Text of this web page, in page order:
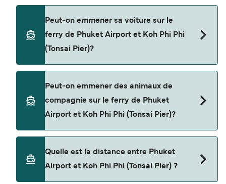
Pier) avec
Peut-on emmener sa voiture sur le
ferry de Phuket Airport et Koh Phi Phi
(Tonsai Pier)?
ferry entre Phuket Airport et Koh Phi Phi (Tonsai
Peut-on emmener des animaux de
compagnie sur le ferry de Phuket
Airport et Koh Phi Phi (Tonsai Pier)?
pas autorisés à bord pour les traversées entre
Phuket Airport et Koh Phi Phi (Tonsai Pier).
Quelle est la distance entre Phuket
Airport et Koh Phi Phi (Tonsai Pier) ?